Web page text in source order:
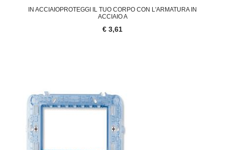
IN ACCIAIOPROTEGGI IL TUO CORPO CON L'ARMATURA IN
ACCIAIO A
€ 3,61